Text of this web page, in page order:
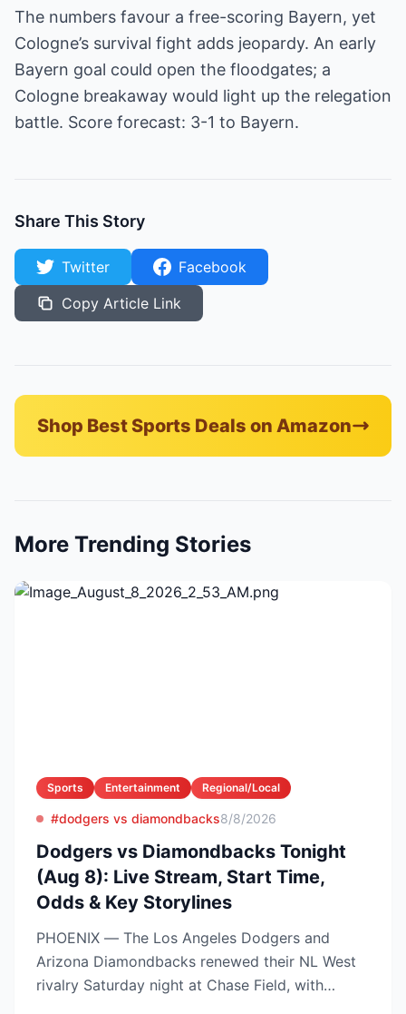
The numbers favour a free-scoring Bayern, yet
Cologne’s survival fight adds jeopardy. An early
Bayern goal could open the floodgates; a
Cologne breakaway would light up the relegation
battle. Score forecast: 3-1 to Bayern.
Share This Story
Twitter
Facebook
Copy Article Link
Shop Best Sports Deals on Amazon
More Trending Stories
Sports Entertainment Regional/Local
#dodgers vs diamondbacks8/8/2026
Dodgers vs Diamondbacks Tonight
(Aug 8): Live Stream, Start Time,
Odds & Key Storylines
PHOENIX — The Los Angeles Dodgers and
Arizona Diamondbacks renewed their NL West
rivalry Saturday night at Chase Field, with